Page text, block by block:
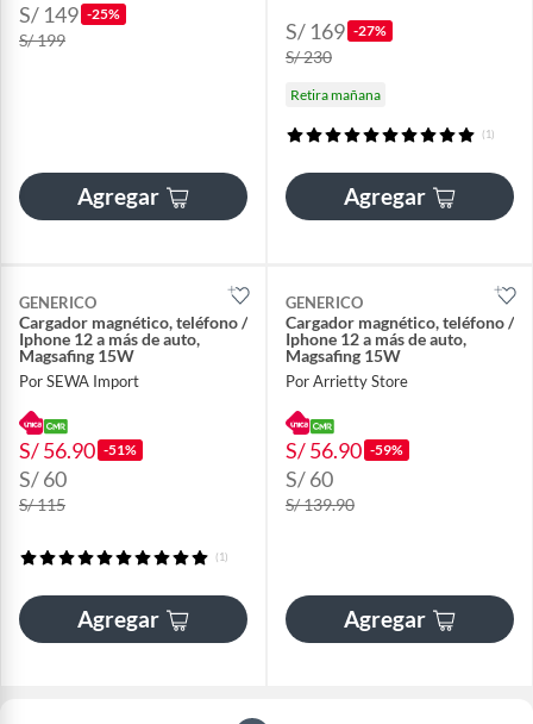
S/ 149 -25%
S/ 199
Agregar
S/ 169 -27%
S/ 230
Retira mañana
(1)
Agregar
GENERICO
Cargador magnético, teléfono /
Iphone 12 a más de auto,
Magsafing 15W
Por SEWA Import
S/ 56.90 -51%
S/ 60
S/ 115
(1)
Agregar
GENERICO
Cargador magnético, teléfono /
Iphone 12 a más de auto,
Magsafing 15W
Por Arrietty Store
S/ 56.90 -59%
S/ 60
S/ 139.90
Agregar